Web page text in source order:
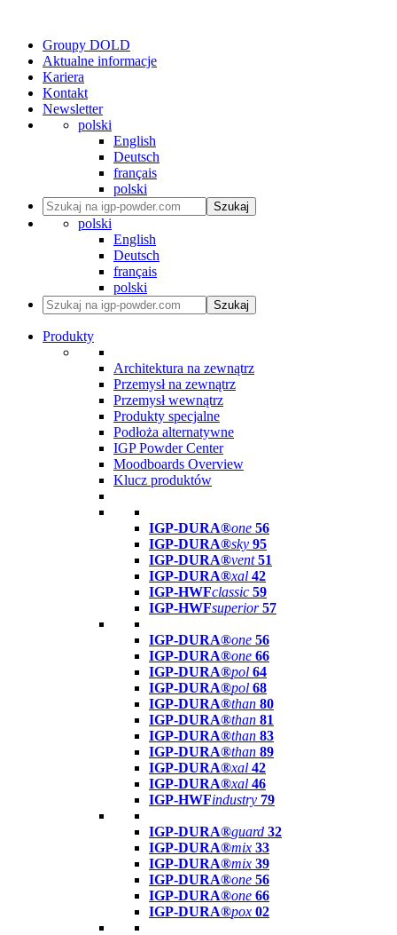
Groupy DOLD
Aktualne informacje
Kariera
Kontakt
Newsletter
polski
English
Deutsch
français
polski
Szukaj
polski
English
Deutsch
français
polski
Szukaj
Produkty
Architektura na zewnątrz
Przemysł na zewnątrz
Przemysł wewnątrz
Produkty specjalne
Podłoża alternatywne
IGP Powder Center
Moodboards Overview
Klucz produktów
IGP-DURA®one 56
IGP-DURA®sky 95
IGP-DURA®vent 51
IGP-DURA®xal 42
IGP-HWFclassic 59
IGP-HWFsuperior 57
IGP-DURA®one 56
IGP-DURA®one 66
IGP-DURA®pol 64
IGP-DURA®pol 68
IGP-DURA®than 80
IGP-DURA®than 81
IGP-DURA®than 83
IGP-DURA®than 89
IGP-DURA®xal 42
IGP-DURA®xal 46
IGP-HWFindustry 79
IGP-DURA®guard 32
IGP-DURA®mix 33
IGP-DURA®mix 39
IGP-DURA®one 56
IGP-DURA®one 66
IGP-DURA®pox 02